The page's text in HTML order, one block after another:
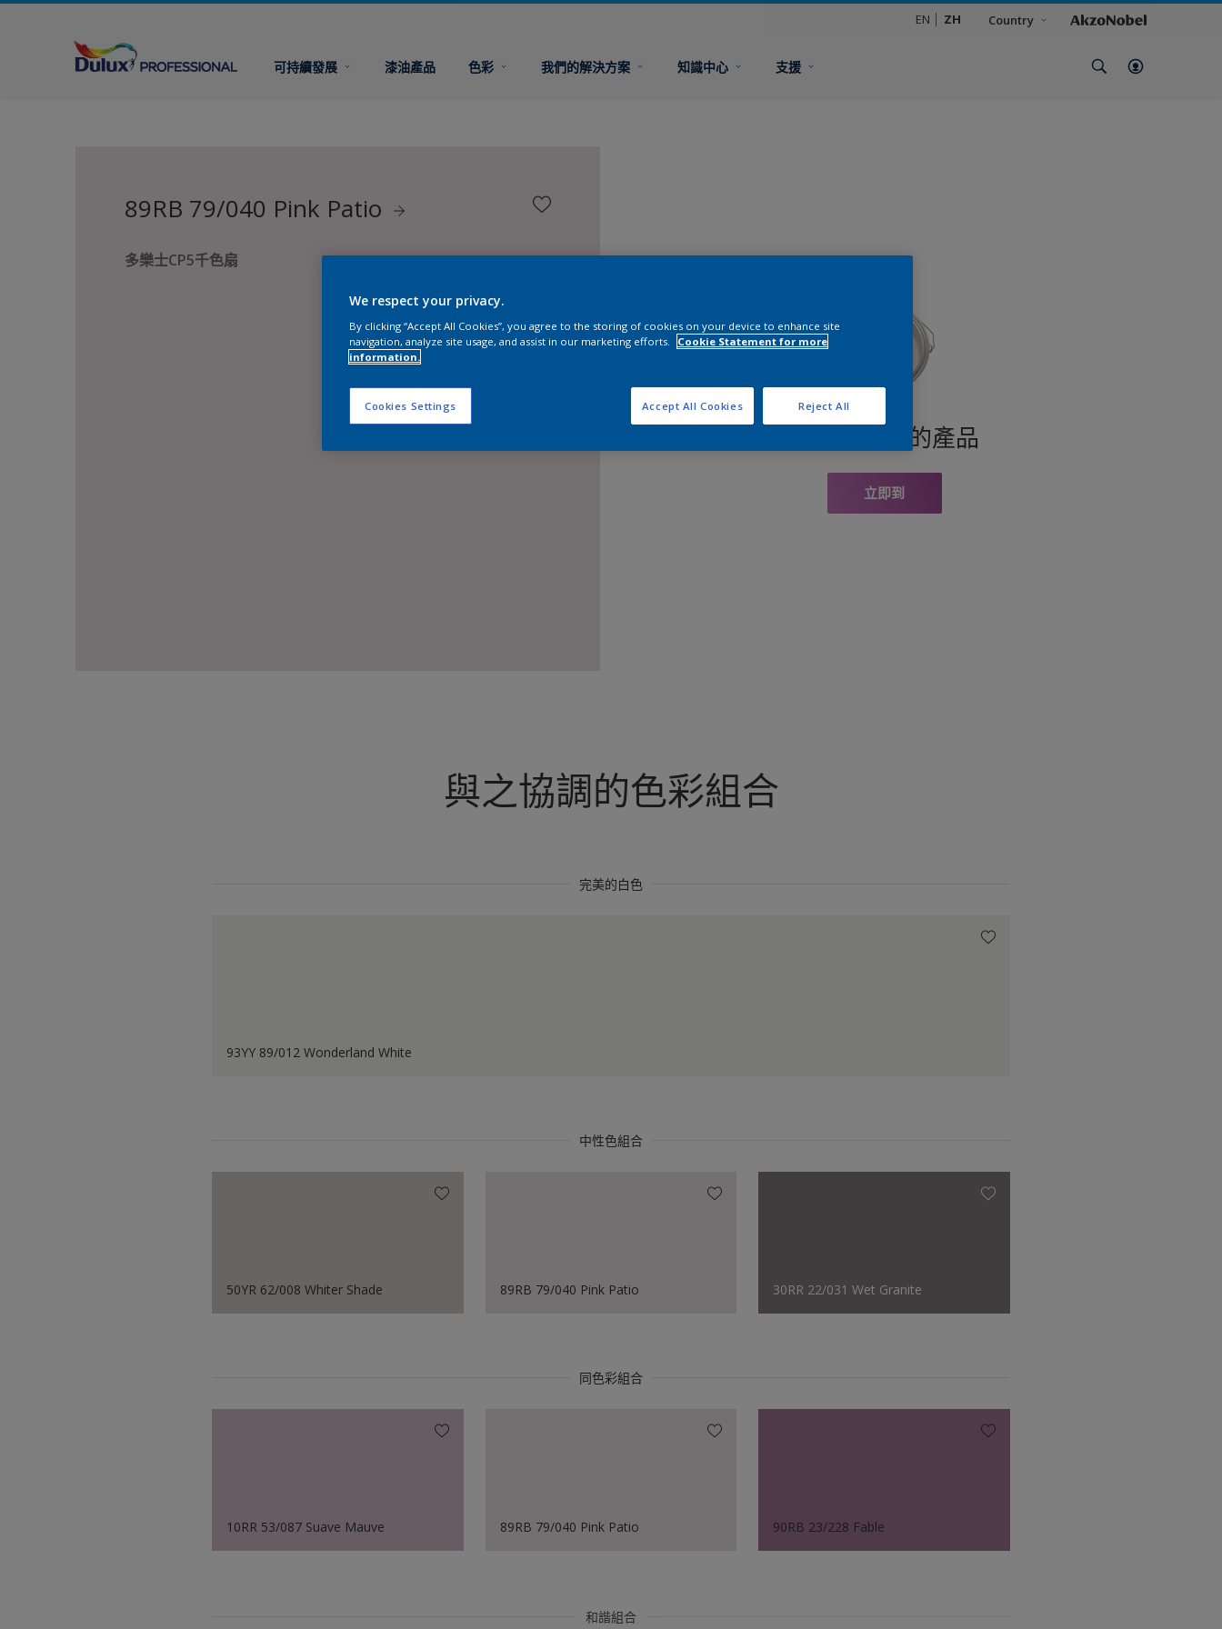
EN ZH Country
可持續發展 漆油產品 色彩 我們的解決方案 知識中心 支援
89RB 79/040 Pink Patio
多樂士CP5千色扇
查找此顏色的產品
立即到
與之協調的色彩組合
完美的白色
93YY 89/012 Wonderland White
中性色組合
50YR 62/008 Whiter Shade 89RB 79/040 Pink Patio 30RR 22/031 Wet Granite
同色彩組合
10RR 53/087 Suave Mauve 89RB 79/040 Pink Patio 90RB 23/228 Fable
和諧組合
We respect your privacy.
By clicking “Accept All Cookies”, you agree to the storing of cookies on your device to enhance site
navigation, analyze site usage, and assist in our marketing efforts.
Cookie Statement for more
information.
Cookies Settings Reject All
Accept All Cookies